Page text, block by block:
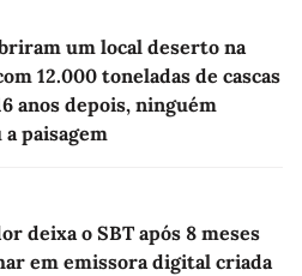
um local deserto na
12.000 toneladas de cascas
anos depois, ninguém
paisagem
deixa o SBT após 8 meses
em emissora digital criada